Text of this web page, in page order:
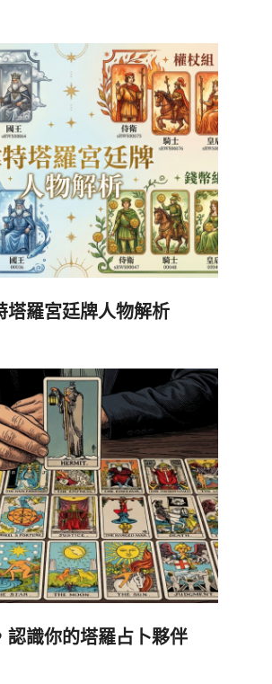
塔羅宮廷牌人物解析
認識你的塔羅占卜夥伴